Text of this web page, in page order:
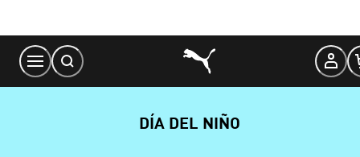
Content
DÍA DEL NIÑO